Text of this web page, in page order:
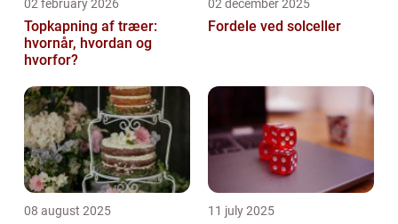
02 february 2026
Topkapning af træer:
hvornår, hvordan og
hvorfor?
02 december 2025
Fordele ved solceller
08 august 2025 11 july 2025